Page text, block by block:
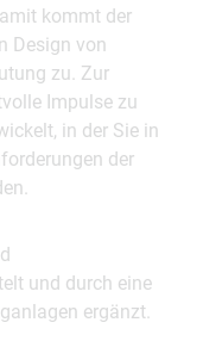
kommt der
Design von
zu. Zur
Impulse zu
in der Sie in
der
und durch eine
ergänzt.